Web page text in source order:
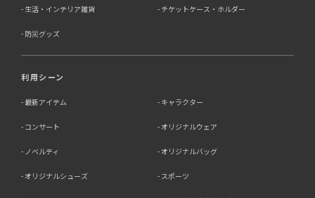
生活・インテリア雑貨 チケットケース・ホルダー
防災グッズ
利用シーン
最新アイテム キャラクター
コンサート オリジナルウェア
ノベルティ オリジナルバッグ
オリジナルシューズ スポーツ